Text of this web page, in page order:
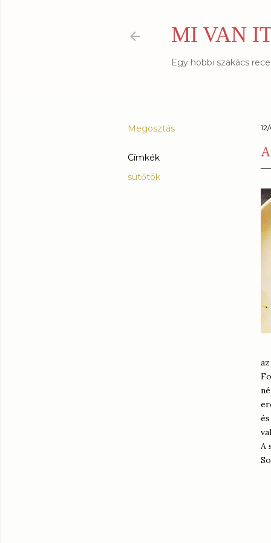
MI VAN
Egy hobbi szakács
Megosztás
Címkék
sütőtök
A